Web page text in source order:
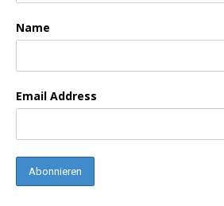
Name
Email Address